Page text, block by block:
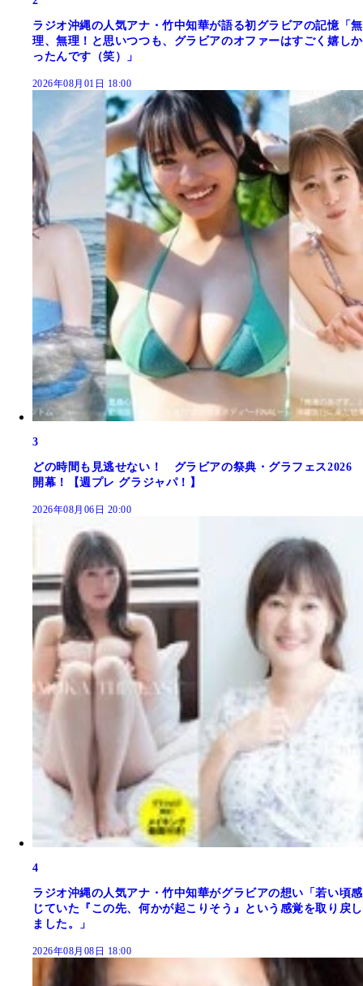
ラジオ沖縄の人気アナ・竹中知華が語る初グラビアの記憶「無
理、無理！と思いつつも、グラビアのオファーはすごく嬉しか
ったんです（笑）」
2026年08月01日 18:00
3
どの時間も見逃せない！ グラビアの祭典・グラフェス2026
開幕！【週プレ グラジャパ！】
2026年08月06日 20:00
4
ラジオ沖縄の人気アナ・竹中知華がグラビアの想い「若い頃感
じていた『この先、何かが起こりそう』という感覚を取り戻し
ました。」
2026年08月08日 18:00